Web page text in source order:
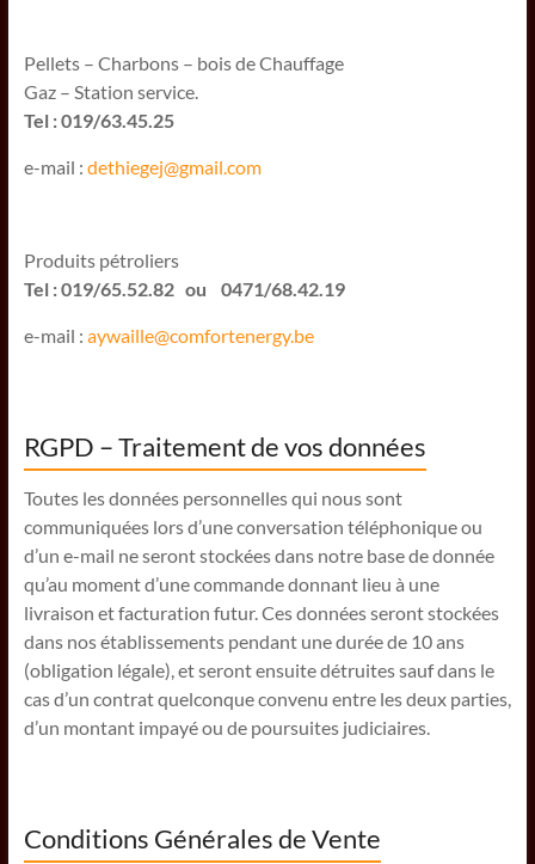
Pellets – Charbons – bois de Chauffage
Gaz – Station service.
Tel : 019/63.45.25
e-mail : dethiegej@gmail.com
Produits pétroliers
Tel : 019/65.52.82 ou 0471/68.42.19
e-mail : aywaille@comfortenergy.be
RGPD – Traitement de vos données
Toutes les données personnelles qui nous sont
communiquées lors d’une conversation téléphonique ou
d’un e-mail ne seront stockées dans notre base de donnée
qu’au moment d’une commande donnant lieu à une
livraison et facturation futur. Ces données seront stockées
dans nos établissements pendant une durée de 10 ans
(obligation légale), et seront ensuite détruites sauf dans le
cas d’un contrat quelconque convenu entre les deux parties,
d’un montant impayé ou de poursuites judiciaires.
Conditions Générales de Vente